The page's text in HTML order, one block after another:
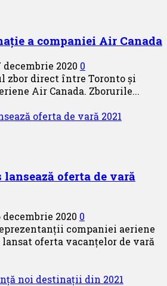
a companiei Air Canada
decembrie 2020 0
zbor direct între Toronto și
Air Canada. Zborurile...
oferta de vară 2021
oferta de vară
decembrie 2020 0
companiei aeriene
oferta vacanțelor de vară
noi destinații din 2021